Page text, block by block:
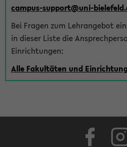
campus-support@uni-
Bei Fragen zum Lehrangebot
in dieser Liste die
Einrichtungen:
Alle Fakultäten und